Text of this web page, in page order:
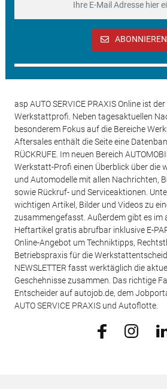
ABONNIEREN
asp AUTO SERVICE PRAXIS Online ist
Werkstattprofi. Neben tagesaktuellen
besonderem Fokus auf die Bereiche
Aftersales enthält die Seite eine
RÜCKRUFE. Im neuen Bereich
Werkstatt-Profi einen Überblick über die
und Automodelle mit allen Nachrichten,
sowie Rückruf- und Serviceaktionen.
wichtigen Artikel, Bilder und Videos zu
zusammengefasst. Außerdem gibt es im
Heftartikel gratis abrufbar inklusive E-
Online-Angebot um Techniktipps,
Betriebspraxis für die
NEWSLETTER fasst werktäglich die
Geschehnisse zusammen. Das richtige
Entscheider auf autojob.de, dem
AUTO SERVICE PRAXIS und Autoflotte.